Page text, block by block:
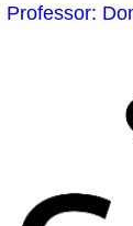
Professor: